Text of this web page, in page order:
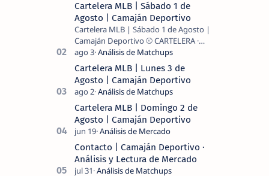
Cartelera MLB | Sábado 1 de
Agosto | Camaján Deportivo
Cartelera MLB | Sábado 1 de Agosto |
Camaján Deportivo ⚾ CARTELERA ·
Cartelera MLB | Lunes 3 de
Agosto | Camaján Deportivo
Cartelera MLB | Domingo 2 de
Agosto | Camaján Deportivo
Contacto | Camaján Deportivo ·
Análisis y Lectura de Mercado